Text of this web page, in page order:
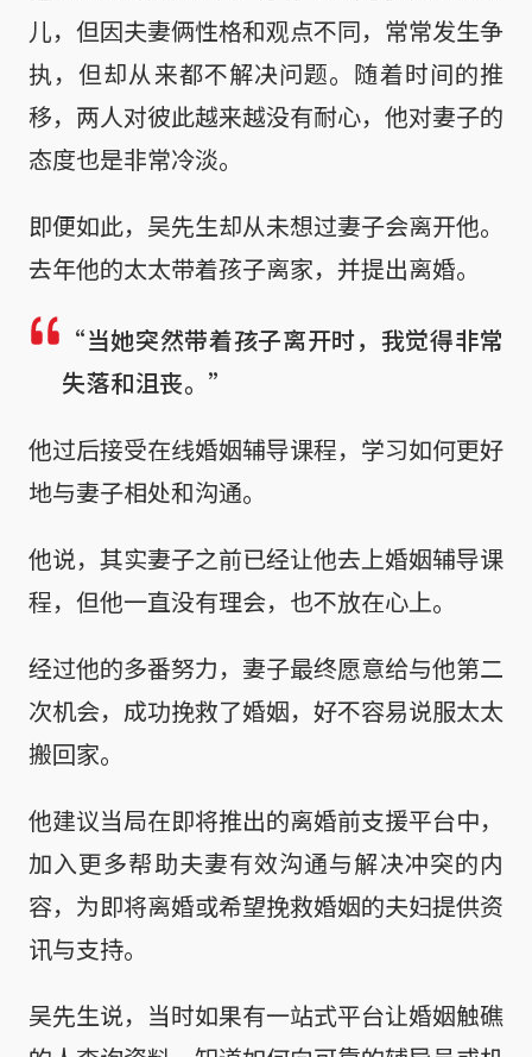
儿，但因夫妻俩性格和观点不同，常常发生争
执，但却从来都不解决问题。随着时间的推
移，两人对彼此越来越没有耐心，他对妻子的
态度也是非常冷淡。
即便如此，吴先生却从未想过妻子会离开他。
去年他的太太带着孩子离家，并提出离婚。
“当她突然带着孩子离开时，我觉得非常
失落和沮丧。”
他过后接受在线婚姻辅导课程，学习如何更好
地与妻子相处和沟通。
他说，其实妻子之前已经让他去上婚姻辅导课
程，但他一直没有理会，也不放在心上。
经过他的多番努力，妻子最终愿意给与他第二
次机会，成功挽救了婚姻，好不容易说服太太
搬回家。
他建议当局在即将推出的离婚前支援平台中，
加入更多帮助夫妻有效沟通与解决冲突的内
容，为即将离婚或希望挽救婚姻的夫妇提供资
讯与支持。
吴先生说，当时如果有一站式平台让婚姻触礁